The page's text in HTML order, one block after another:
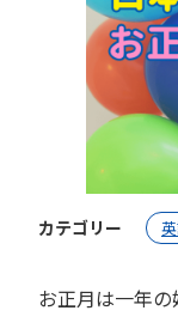
カテゴリー
お正月は一年の